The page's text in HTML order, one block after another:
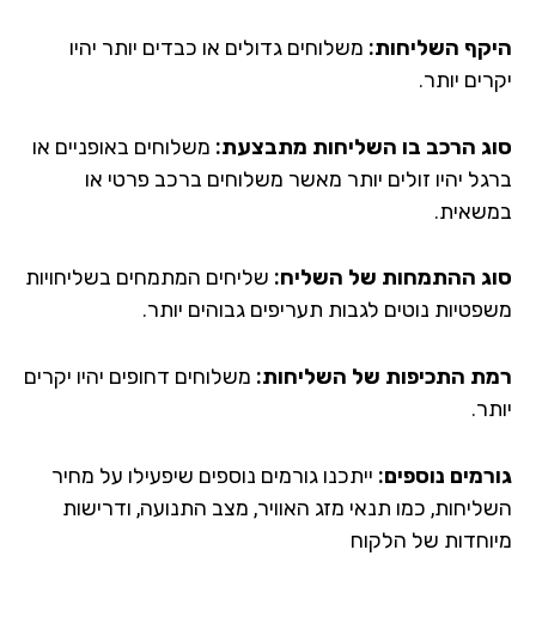
השליחות:משלוחים גדולים או כבדים יותר יהיו
יותר.
הרכב בו השליחות מתבצעת:משלוחים באופניים או
יהיו זולים יותר מאשר משלוחים ברכב פרטי או
ההתמחות של השליח:שליחים המתמחים בשליחויות
נוטים לגבות תעריפים גבוהים יותר.
התכיפות של השליחות:משלוחים דחופים יהיו יקרים
נוספים:ייתכנו גורמים נוספים שיפעילו על מחיר
כמו תנאי מזג האוויר, מצב התנועה, ודרישות
של הלקוח